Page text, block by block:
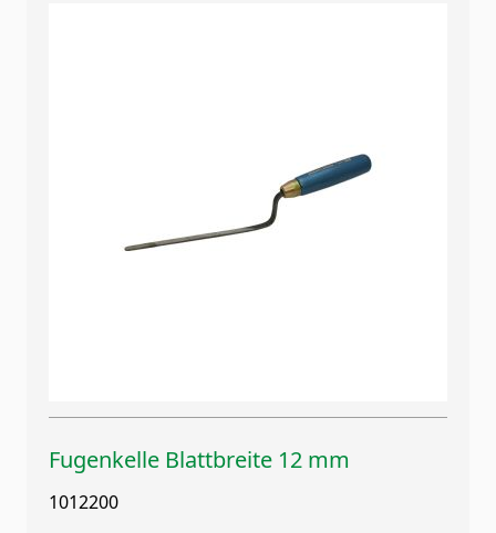
Fugenkelle Blattbreite 12 mm
1012200